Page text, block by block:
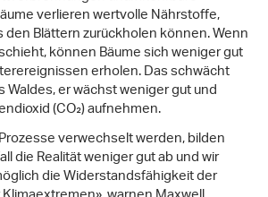
verlieren wertvolle Nährstoffe,
Blättern zurückholen können. Wenn
können Bäume sich weniger gut
erholen. Das schwächt
er wächst weniger gut und
(CO₂) aufnehmen.
verwechselt werden, bilden
die Realität weniger gut ab und wir
die Widerstandsfähigkeit der